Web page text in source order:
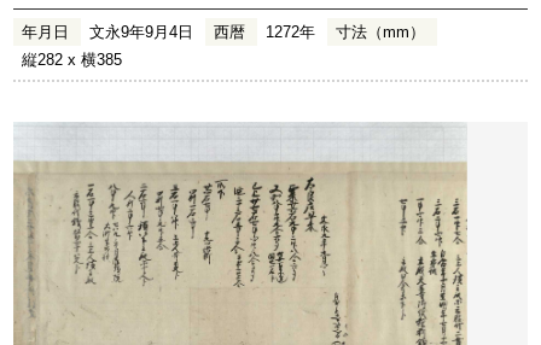
年月日 文永9年9月4日 西暦 1272年
寸法（mm）
縦282 x 横385